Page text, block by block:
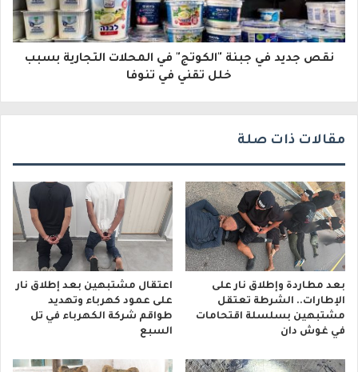
ر
و
نقص جديد في جبنة "الكوتج" في المحلات التجارية بسبب
خلل تقني في تنوفا
مقالات ذات صلة
بعد مطاردة وإطلاق نار على
الإطارات.. الشرطة تعتقل
مشتبهين بسلسلة اقتحامات
في غوش دان
اعتقال مشتبهين بعد إطلاق نار
على عمود كهرباء وتهديد
طواقم شركة الكهرباء في تل
السبع